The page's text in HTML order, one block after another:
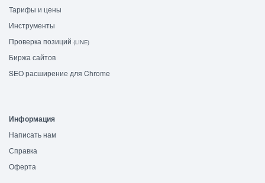
Тарифы и цены
Инструменты
Проверка позиций (LINE)
Биржа сайтов
SEO расширение для Chrome
Информация
Написать нам
Справка
Оферта